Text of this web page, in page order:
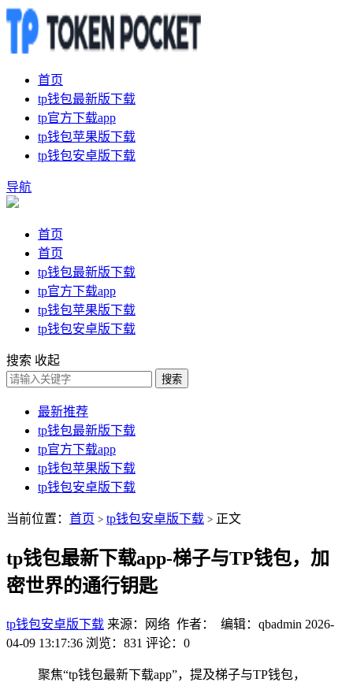
首页
tp钱包最新版下载
tp官方下载app
tp钱包苹果版下载
tp钱包安卓版下载
导航
首页
首页
tp钱包最新版下载
tp官方下载app
tp钱包苹果版下载
tp钱包安卓版下载
搜索 收起
搜索
最新推荐
tp钱包最新版下载
tp官方下载app
tp钱包苹果版下载
tp钱包安卓版下载
当前位置： 首页 > tp钱包安卓版下载 > 正文
tp钱包最新下载app-梯子与TP钱包，加
密世界的通行钥匙
tp钱包安卓版下载 来源：网络 作者： 编辑：qbadmin 2026-
04-09 13:17:36 浏览：831 评论：0
聚焦“tp钱包最新下载app”，提及梯子与TP钱包，